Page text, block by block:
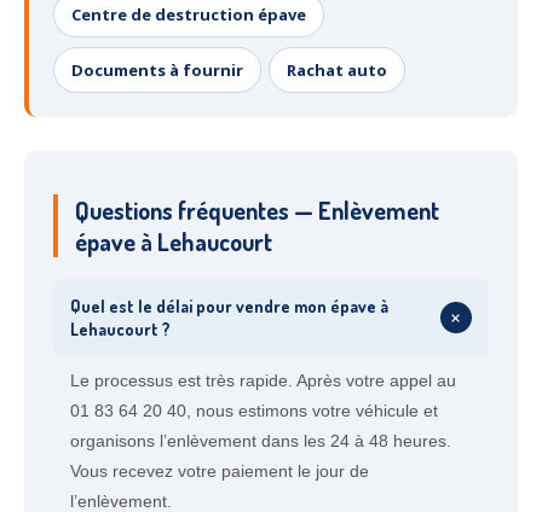
Centre de destruction épave
Documents à fournir Rachat auto
Questions fréquentes — Enlèvement
épave à Lehaucourt
Quel est le délai pour vendre mon épave à
Lehaucourt ?
+
Le processus est très rapide. Après votre appel au
01 83 64 20 40, nous estimons votre véhicule et
organisons l’enlèvement dans les 24 à 48 heures.
Vous recevez votre paiement le jour de
l’enlèvement.